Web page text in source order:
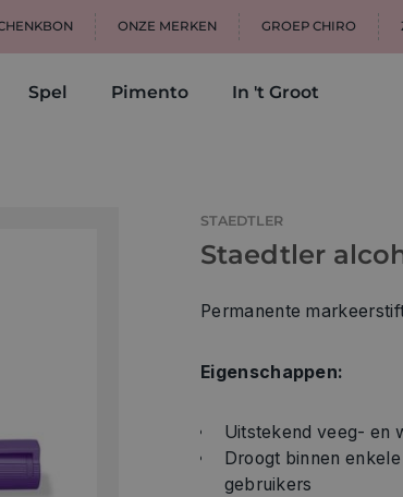
ONZE MERKEN GROEP CHIRO
Spel Pimento In 't Groot
STAEDTLER
Staedtler
Permanente
Eigenschappen:
Uitstekend veeg- en
Droogt binnen
gebruikers